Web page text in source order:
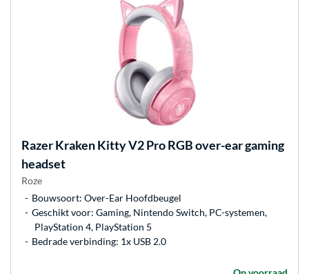
RazerKraken Kitty V2 Pro RGB over-ear gaming
headset
Roze
Bouwsoort: Over-Ear Hoofdbeugel
Geschikt voor: Gaming, Nintendo Switch, PC-systemen,
PlayStation 4, PlayStation 5
Bedrade verbinding: 1x USB 2.0